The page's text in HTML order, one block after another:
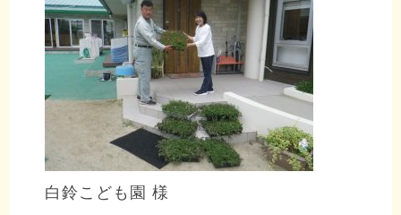
白鈴こども園 様